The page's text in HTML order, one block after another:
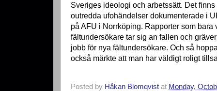
Sveriges ideologi och arbetssätt. Det
outredda ufohändelser dokumenterade i
på AFU i Norrköping. Rapporter som bara
fältundersökare tar sig an fallen och
jobb för nya fältundersökare. Och så
också märkte att man har väldigt roligt
Posted by Håkan Blomqvist at Monday,